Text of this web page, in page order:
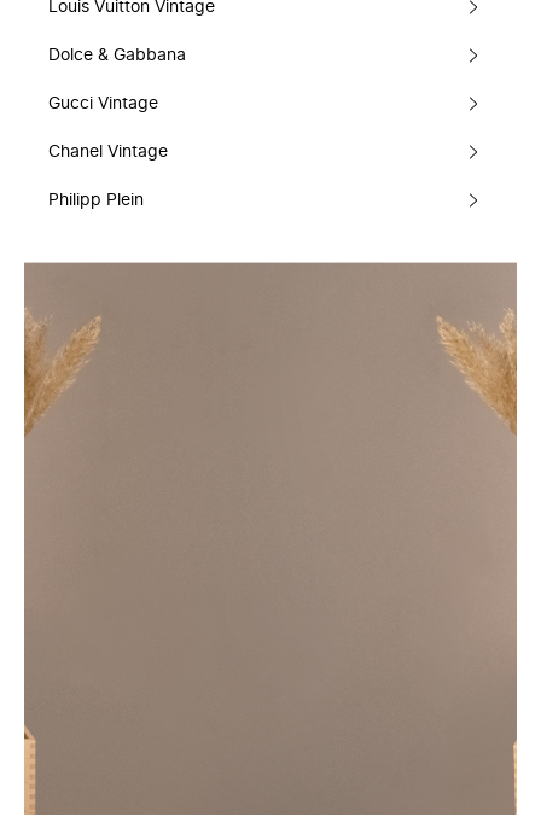
Louis Vuitton Vintage
Dolce & Gabbana
Gucci Vintage
Chanel Vintage
Philipp Plein